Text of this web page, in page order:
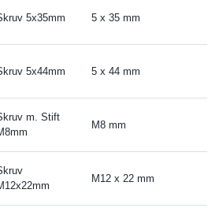
5x35mm 5 x 35 mm
5x44mm 5 x 44 mm
m. Stift
M8 mm
M12 x 22 mm